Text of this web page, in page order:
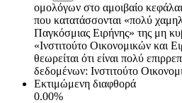
ομολόγων στο αμοιβαίο
που κατατάσσονται «πολύ
Παγκόσμιας Ειρήνης» της μη
«Ινστιτούτο Οικονομικών και
θεωρείται ότι είναι πολύ
δεδομένων: Ινστιτούτο
Εκτιμώμενη διαφθορά
0.00%